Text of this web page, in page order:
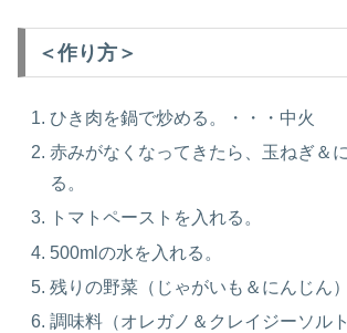
＜作り方＞
ひき肉を鍋で炒める。・・・中火
赤みがなくなってきたら、玉ねぎ＆
る。
トマトペーストを入れる。
500mlの水を入れる。
残りの野菜（じゃがいも＆にんじん
調味料（オレガノ＆クレイジーソル